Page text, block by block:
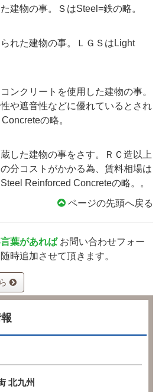
建物の事。ＳはSteel=鉄の略。
れた建物の事。ＬＧＳはLight
ンクリートを使用した建物の事。
や遮音性などに優れているとされ
の略。
した建物の事をさす。ＲＣ造以上
分コストがかかる為、賃料相場は
Reinforced Concreteの略。。
ページの先頭へ戻る
葉があればお問い合わせフォー
時追加させて頂きます。
北九州